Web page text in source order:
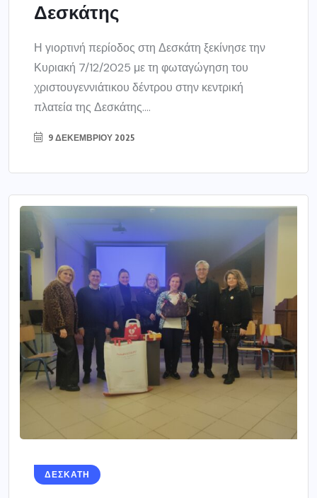
Δεσκάτης
Η γιορτινή περίοδος στη Δεσκάτη ξεκίνησε την
Κυριακή 7/12/2025 με τη φωταγώγηση του
χριστουγεννιάτικου δέντρου στην κεντρική
πλατεία της Δεσκάτης....
9 ΔΕΚΕΜΒΡΊΟΥ 2025
ΔΕΣΚΑΤΗ